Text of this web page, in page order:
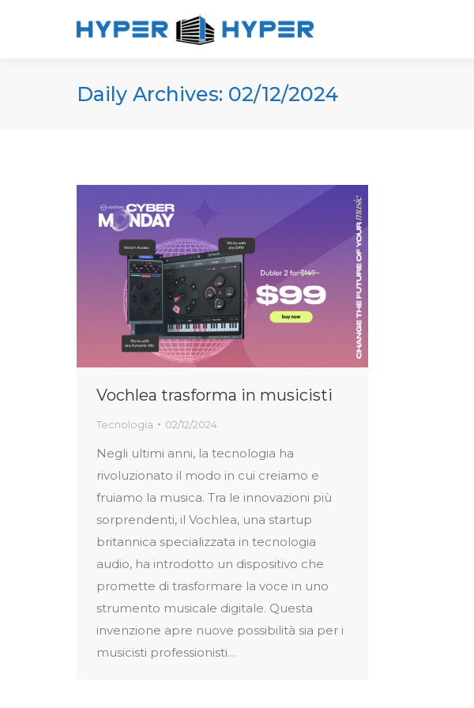
Daily Archives: 02/12/2024
Vochlea trasforma in musicisti
Tecnologia 02/12/2024
Negli ultimi anni, la tecnologia ha
rivoluzionato il modo in cui creiamo e
fruiamo la musica. Tra le innovazioni più
sorprendenti, il Vochlea, una startup
britannica specializzata in tecnologia
audio, ha introdotto un dispositivo che
promette di trasformare la voce in uno
strumento musicale digitale. Questa
invenzione apre nuove possibilità sia per i
musicisti professionisti…